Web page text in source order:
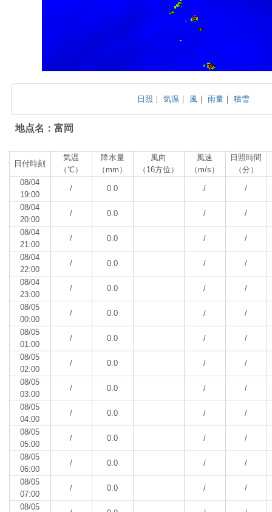
日照 ｜気温 ｜ 風 ｜雨量 ｜積雪
地点名：富岡
日付時刻
気温
（℃）
降水量
（mm）
風向
（16方位）
風速
（m/s）
日照時間
（分）
08/04
19:00
/ 0.0 / /
08/04
20:00
/ 0.0 / /
08/04
21:00
/ 0.0 / /
08/04
22:00
/ 0.0 / /
08/04
23:00
/ 0.0 / /
08/05
00:00
/ 0.0 / /
08/05
01:00
/ 0.0 / /
08/05
02:00
/ 0.0 / /
08/05
03:00
/ 0.0 / /
08/05
04:00
/ 0.0 / /
08/05
05:00
/ 0.0 / /
08/05
06:00
/ 0.0 / /
08/05
07:00
/ 0.0 / /
08/05